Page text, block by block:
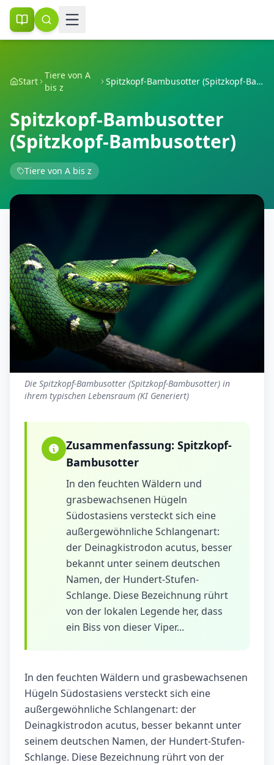
Start
Tiere von A
bis z
Spitzkopf-Bambusotter (Spitzkopf-Bambusotter)
Spitzkopf-Bambusotter
(Spitzkopf-Bambusotter)
Tiere von A bis z
Die Spitzkopf-Bambusotter (Spitzkopf-Bambusotter) in
ihrem typischen Lebensraum (KI Generiert)
Zusammenfassung: Spitzkopf-
Bambusotter
In den feuchten Wäldern und
grasbewachsenen Hügeln
Südostasiens versteckt sich eine
außergewöhnliche Schlangenart:
der Deinagkistrodon acutus, besser
bekannt unter seinem deutschen
Namen, der Hundert-Stufen-
Schlange. Diese Bezeichnung rührt
von der lokalen Legende her, dass
ein Biss von dieser Viper...
In den feuchten Wäldern und grasbewachsenen
Hügeln Südostasiens versteckt sich eine
außergewöhnliche Schlangenart: der
Deinagkistrodon acutus, besser bekannt unter
seinem deutschen Namen, der Hundert-Stufen-
Schlange. Diese Bezeichnung rührt von der